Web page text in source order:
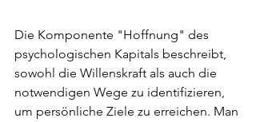
Die Komponente "Hoffnung" des
psychologischen Kapitals beschreibt,
sowohl die Willenskraft als auch die
notwendigen Wege zu identifizieren,
um persönliche Ziele zu erreichen. Man